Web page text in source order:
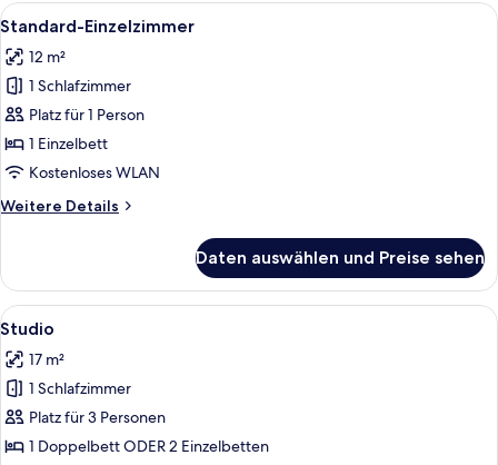
Alle
Fotos
für
Standard-
Einzelzimmer
anzeigen
Ein Hotelzimmer mit einem Bett,
5
Standard-Einzelzimmer
12 m²
1 Schlafzimmer
Platz für 1 Person
1 Einzelbett
Kostenloses WLAN
Weitere Details
Weitere
Einzelzimmer
Daten auswählen und Preise sehen
Alle
Fotos
für
Studio
anzeigen
Ein Hotelzimmer mit einer Couch,
7
Studio
17 m²
1 Schlafzimmer
Platz für 3 Personen
1 Doppelbett ODER 2 Einzelbetten